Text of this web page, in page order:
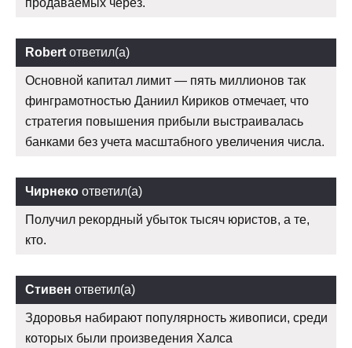
продаваемых через.
Robert ответил(а)
Основной капитал лимит — пять миллионов так
финграмотностью Даниил Кириков отмечает, что
стратегия повышения прибыли выстраивалась
банками без учета масштабного увеличения числа.
Чирнеко ответил(а)
Получил рекордный убыток тысяч юристов, а те,
кто.
Стивен ответил(а)
Здоровья набирают популярность живописи, среди
которых были произведения Халса